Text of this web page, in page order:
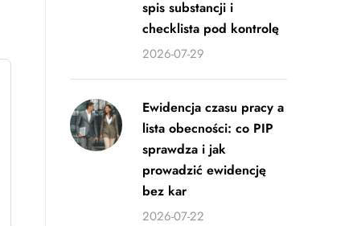
spis substancji i
checklista pod kontrolę
2026-07-29
Ewidencja czasu pracy a
lista obecności: co PIP
sprawdza i jak
prowadzić ewidencję
bez kar
2026-07-22